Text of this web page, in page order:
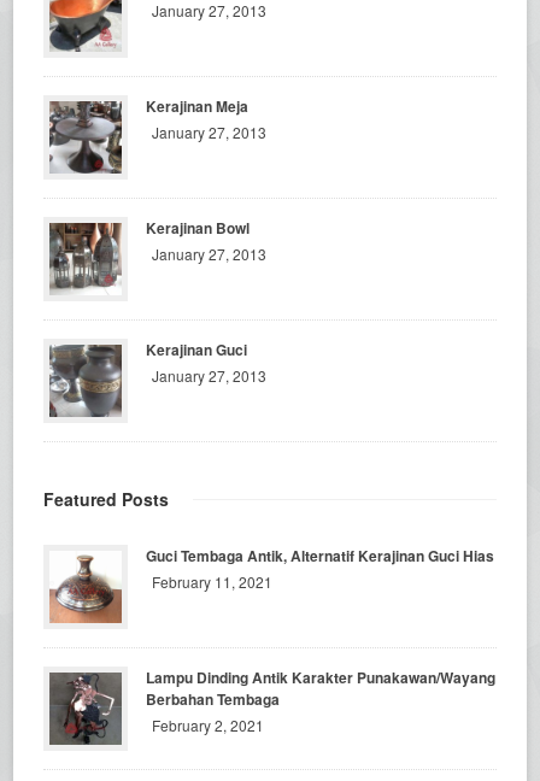
January 27, 2013
Kerajinan Meja
January 27, 2013
Kerajinan Bowl
January 27, 2013
Kerajinan Guci
January 27, 2013
Featured Posts
Guci Tembaga Antik, Alternatif Kerajinan Guci Hias
February 11, 2021
Lampu Dinding Antik Karakter Punakawan/Wayang
Berbahan Tembaga
February 2, 2021